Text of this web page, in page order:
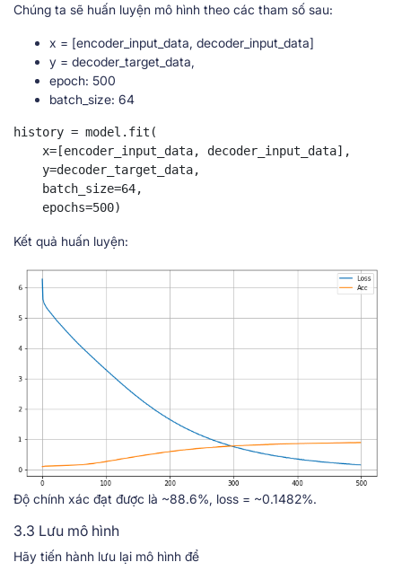
Chúng ta sẽ huấn luyện mô hình theo các tham số sau:
x = [encoder_input_data, decoder_input_data]
y = decoder_target_data,
epoch: 500
batch_size: 64
history = model.fit(
    x=[encoder_input_data, decoder_input_data],
    y=decoder_target_data,
    batch_size=64,
    epochs=500)
Kết quả huấn luyện:
Độ chính xác đạt được là ~88.6%, loss = ~0.1482%.
3.3 Lưu mô hình
Hãy tiến hành lưu lại mô hình để